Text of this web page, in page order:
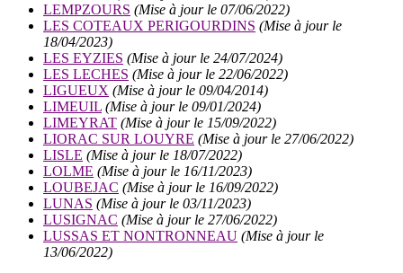
LEMPZOURS (Mise à jour le 07/06/2022)
LES COTEAUX PERIGOURDINS (Mise à jour le
18/04/2023)
LES EYZIES (Mise à jour le 24/07/2024)
LES LECHES (Mise à jour le 22/06/2022)
LIGUEUX (Mise à jour le 09/04/2014)
LIMEUIL (Mise à jour le 09/01/2024)
LIMEYRAT (Mise à jour le 15/09/2022)
LIORAC SUR LOUYRE (Mise à jour le 27/06/2022)
LISLE (Mise à jour le 18/07/2022)
LOLME (Mise à jour le 16/11/2023)
LOUBEJAC (Mise à jour le 16/09/2022)
LUNAS (Mise à jour le 03/11/2023)
LUSIGNAC (Mise à jour le 27/06/2022)
LUSSAS ET NONTRONNEAU (Mise à jour le
13/06/2022)